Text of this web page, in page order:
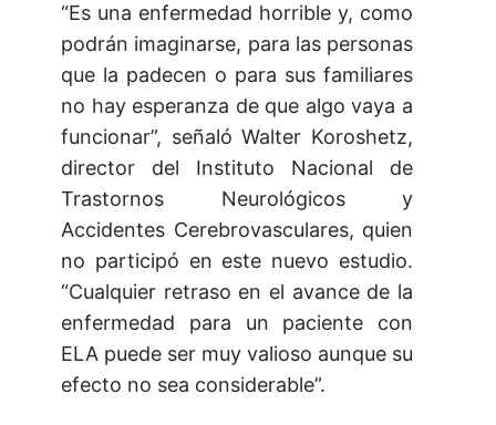
“Es una enfermedad horrible y, como
podrán imaginarse, para las personas
que la padecen o para sus familiares
no hay esperanza de que algo vaya a
funcionar”, señaló Walter Koroshetz,
director del Instituto Nacional de
Trastornos Neurológicos y
Accidentes Cerebrovasculares, quien
no participó en este nuevo estudio.
“Cualquier retraso en el avance de la
enfermedad para un paciente con
ELA puede ser muy valioso aunque su
efecto no sea considerable”.